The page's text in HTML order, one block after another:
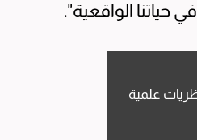
الواقعية".
علمية